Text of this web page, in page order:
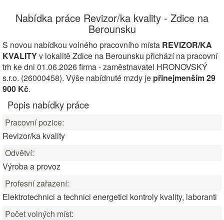
Nabídka práce Revizor/ka kvality - Zdice na
Berounsku
S novou nabídkou volného pracovního místa REVIZOR/KA
KVALITYv lokalitě Zdice na Berounsku přichází na pracovní
trh ke dni 01.06.2026 firma - zaměstnavatel HRONOVSKÝ
s.r.o. (26000458). Výše nabídnuté mzdy je přinejmenším 29
900 Kč.
Popis nabídky práce
Pracovní pozice:
Revizor/ka kvality
Odvětví:
Výroba a provoz
Profesní zařazení:
Elektrotechnici a technici energetici kontroly kvality, laboranti
Počet volných míst: